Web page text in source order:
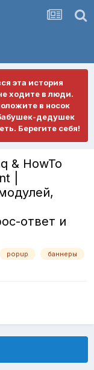
эта история
ходите в люди.
в носок
дедушек
Берегите себя!
& HowTo
|
ответ и
popup
баннеры